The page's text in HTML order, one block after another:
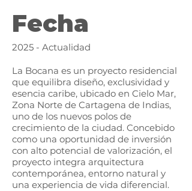
Fecha
2025 - Actualidad
La Bocana es un proyecto residencial
que equilibra diseño, exclusividad y
esencia caribe, ubicado en Cielo Mar,
Zona Norte de Cartagena de Indias,
uno de los nuevos polos de
crecimiento de la ciudad. Concebido
como una oportunidad de inversión
con alto potencial de valorización, el
proyecto integra arquitectura
contemporánea, entorno natural y
una experiencia de vida diferencial.